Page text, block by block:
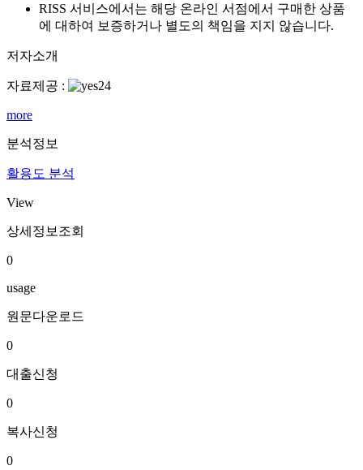
RISS 서비스에서는 해당 온라인 서점에서 구매한 상품
에 대하여 보증하거나 별도의 책임을 지지 않습니다.
저자소개
자료제공 :
more
분석정보
활용도 분석
View
상세정보조회
0
usage
원문다운로드
0
대출신청
0
복사신청
0